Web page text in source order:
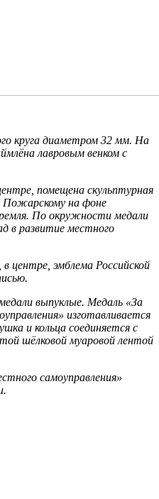
круга диаметром 32 мм. На
лавровым венком с
помещена скульптурная
Пожарскому на фоне
По окружности медали
в развитие местного
центре, эмблема Российской
выпуклые. Медаль «За
изготавливается
и кольца соединяется с
шёлковой муаровой лентой
самоуправления»